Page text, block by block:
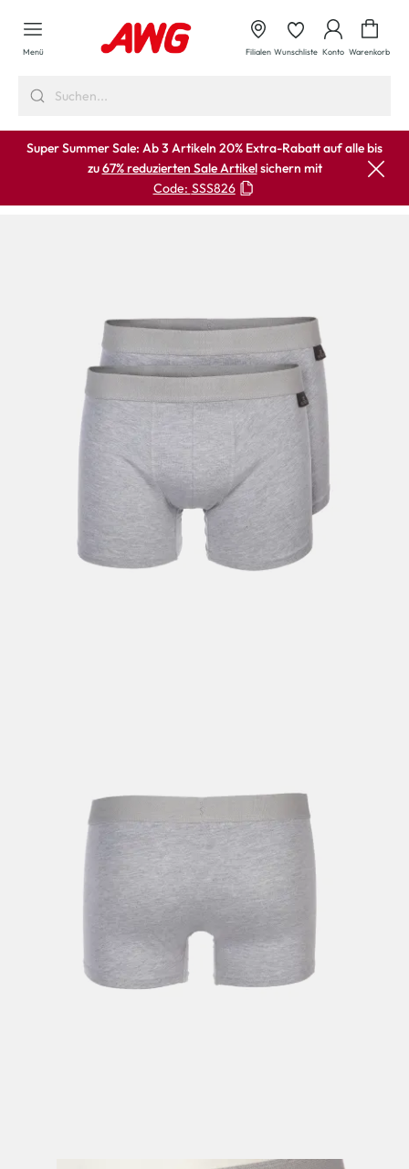
springen
Menü Filialen Wunschliste Konto Warenkorb
Super Summer Sale: Ab 3 Artikeln 20% Extra-Rabatt auf alle bis
zu67% reduzierten Sale Artikelsichern mit
Code: SSS826